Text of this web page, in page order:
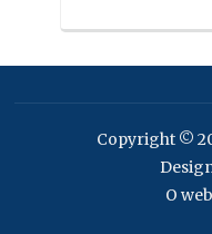
Copyright ©
O